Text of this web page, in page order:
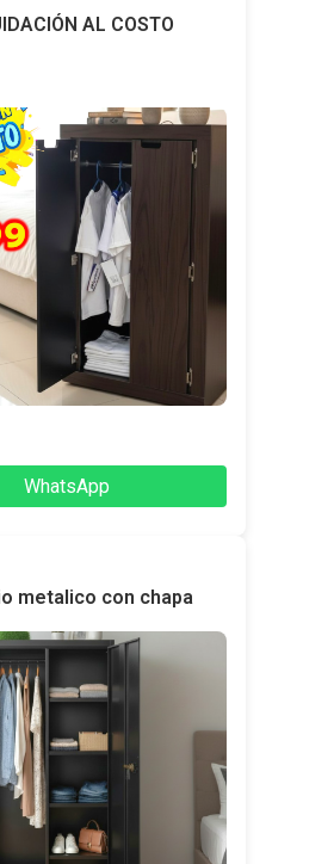
AL COSTO
WhatsApp
metalico con chapa